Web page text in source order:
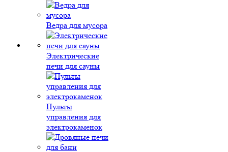
Ведра для мусора
Электрические
печи для сауны
Пульты
управления для
электрокаменок